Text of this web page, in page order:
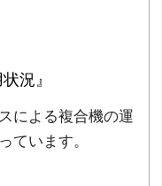
況』
による複合機の運
ています。